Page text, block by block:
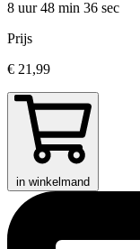
8 uur 48 min 36 sec
Prijs
€ 21,99
in winkelmand